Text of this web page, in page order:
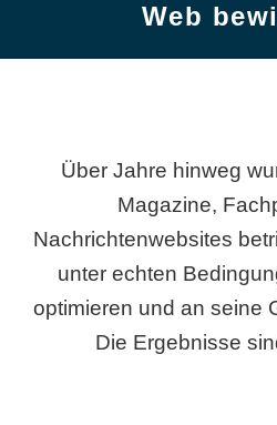
Web
Über Jahre hinweg
Magazine,
Nachrichtenwebsites
unter echten
optimieren und an seine
Die Ergebnisse